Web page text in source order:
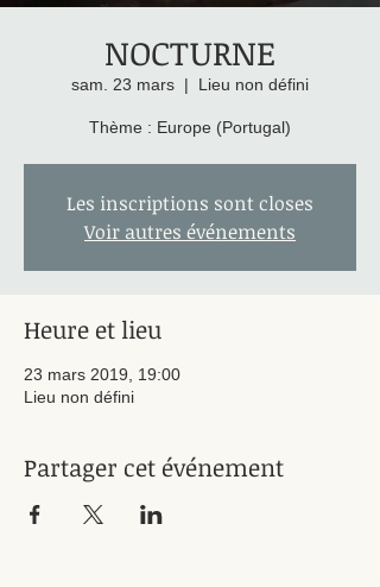
NOCTURNE
sam. 23 mars
  |
Lieu non défini
Thème : Europe (Portugal)
Les inscriptions sont closes
Voir autres événements
Heure et lieu
23 mars 2019, 19:00
Lieu non défini
Partager cet événement